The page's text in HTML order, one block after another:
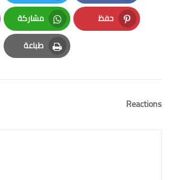
Facebook
Twitter
حفظ
Pinterest
مشاركة
Whatsapp
طباعة
Print
Reactions